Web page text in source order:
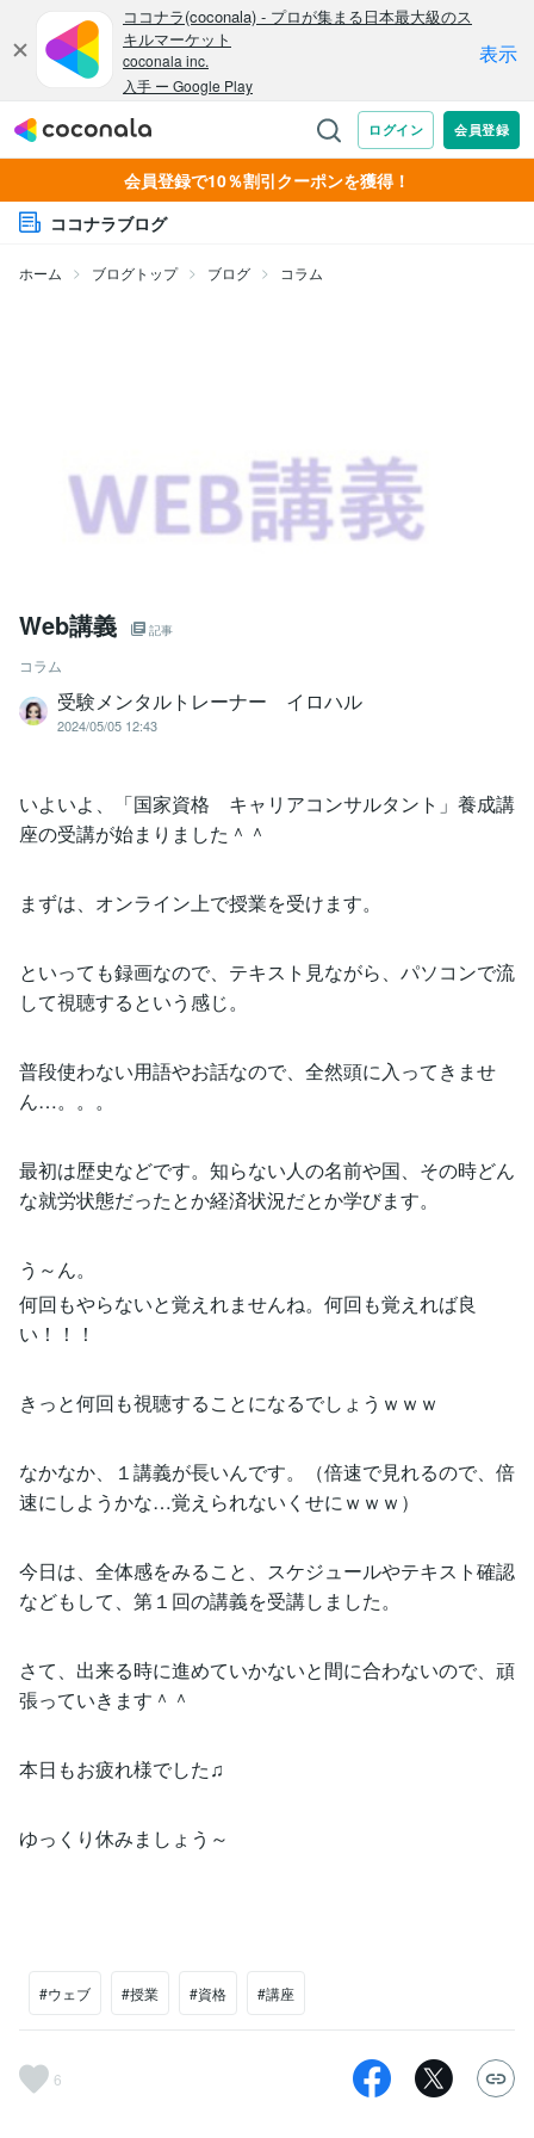
会員登録で10％割引クーポンを獲得！
ココナラブログ
ホーム ブログトップ ブログ コラム
Web講義 記事
コラム
受験メンタルトレーナー イロハル
2024/05/05 12:43
いよいよ、「国家資格 キャリアコンサルタント」養成講
座の受講が始まりました＾＾
まずは、オンライン上で授業を受けます。
といっても録画なので、テキスト見ながら、パソコンで流
して視聴するという感じ。
普段使わない用語やお話なので、全然頭に入ってきませ
ん…。。。
最初は歴史などです。知らない人の名前や国、その時どん
な就労状態だったとか経済状況だとか学びます。
う～ん。
何回もやらないと覚えれませんね。何回も覚えれば良
い！！！
きっと何回も視聴することになるでしょうｗｗｗ
なかなか、１講義が長いんです。（倍速で見れるので、倍
速にしようかな…覚えられないくせにｗｗｗ）
今日は、全体感をみること、スケジュールやテキスト確認
などもして、第１回の講義を受講しました。
さて、出来る時に進めていかないと間に合わないので、頑
張っていきます＾＾
本日もお疲れ様でした♫
ゆっくり休みましょう～
#ウェブ #授業 #資格 #講座
6